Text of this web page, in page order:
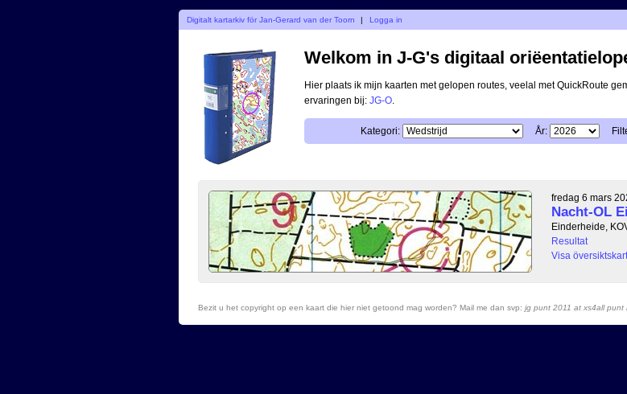
Digitalt kartarkiv för Jan-Gerard van der Toorn | Logga in
Welkom in J-G's digitaal
Hier plaats ik mijn kaarten met gelopen routes, veelal met QuickRoute
ervaringen bij: JG-O
Kategori: År:
fredag 6 mars
Nacht-OL
Einderheide,
Resultat
Visa
Bezit u het copyright op een kaart die hier niet getoond mag worden? Mail me dan svp: jg punt 2011 at xs4all punt